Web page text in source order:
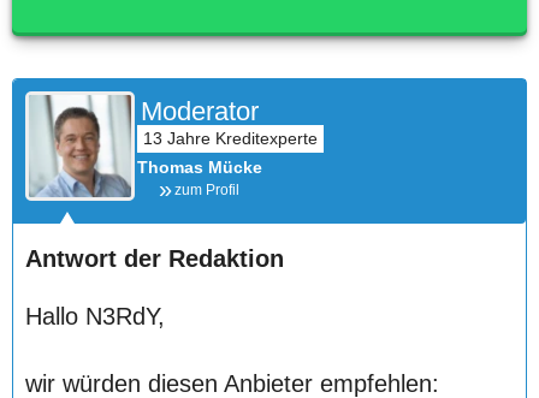
Moderator
Thomas Mücke
zum Profil
Antwort der Redaktion
Hallo N3RdY,
wir würden diesen Anbieter empfehlen: